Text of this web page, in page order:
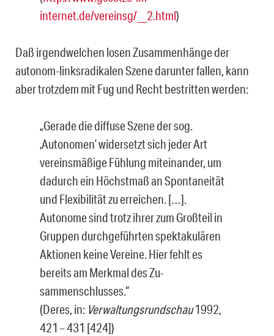
internet.de/vereinsg/__2.html)
Daß irgendwelchen losen Zusammenhänge der
autonom-linksradikalen Szene darunter fallen, kann
aber trotzdem mit Fug und Recht bestritten werden:
„Gerade die diffuse Szene der sog.
‚Autonomen’ widersetzt sich jeder Art
vereinsmä­ßige Fühlung miteinander, um
dadurch ein Höchstmaß an Spontaneität
und Flexibili­tät zu erreichen. […].
Autonome sind trotz ihrer zum Großteil in
Gruppen durchgeführ­ten spektakulären
Aktionen keine Vereine. Hier fehlt es
bereits am Merkmal des Zu­
sammenschlusses.“
(Deres, in: Verwaltungsrundschau1992,
421 – 431 [424])